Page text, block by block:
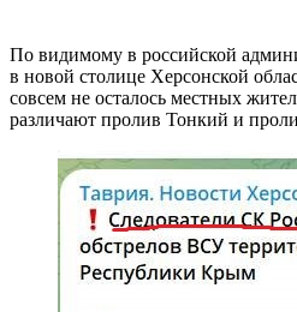
По видимому в российской
в новой столице Херсонской
совсем не осталось местных
различают пролив Тонкий и